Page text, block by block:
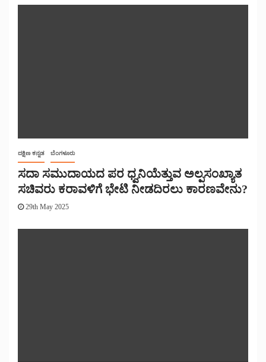
ದಕ್ಷಿಣ ಕನ್ನಡ ಬೆಂಗಳೂರು
ಸದಾ ಸಮುದಾಯದ ಪರ ಧ್ವನಿಯೆತ್ತುವ ಅಲ್ಪಸಂಖ್ಯಾತ
ಸಚಿವರು ಕರಾವಳಿಗೆ ಭೇಟಿ ನೀಡದಿರಲು ಕಾರಣವೇನು?
29th May 2025